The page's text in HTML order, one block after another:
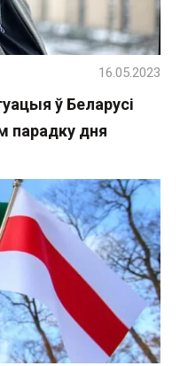
ў Беларусі
парадку дня
16.05.2023